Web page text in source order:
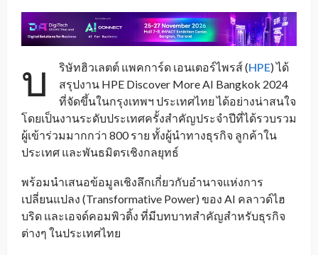
บ ริษัทฮิวเลตต์ แพคการ์ด เอนเตอร์ไพรส์ (HPE) ได้
สรุปงาน HPE Discover More AI Bangkok 2024
ที่จัดขึ้นในกรุงเทพฯ ประเทศไทย ได้อย่างน่าสนใจ
โดยเป็นงานระดับประเทศครั้งสำคัญประจำปีที่ได้รวบรวม
ผู้เข้าร่วมมากกว่า 800 ราย ทั้งผู้นำทางธุรกิจ ลูกค้าใน
ประเทศ และพันธมิตรเชิงกลยุทธ์
พร้อมนำเสนอข้อมูลเชิงลึกเกี่ยวกับอำนาจแห่งการ
เปลี่ยนแปลง (Transformative Power) ของ AI คลาวด์ไฮ
บริด และเอจด์คอมพิวติ้ง ที่มีบทบาทสำคัญสำหรับธุรกิจ
ต่างๆ ในประเทศไทย